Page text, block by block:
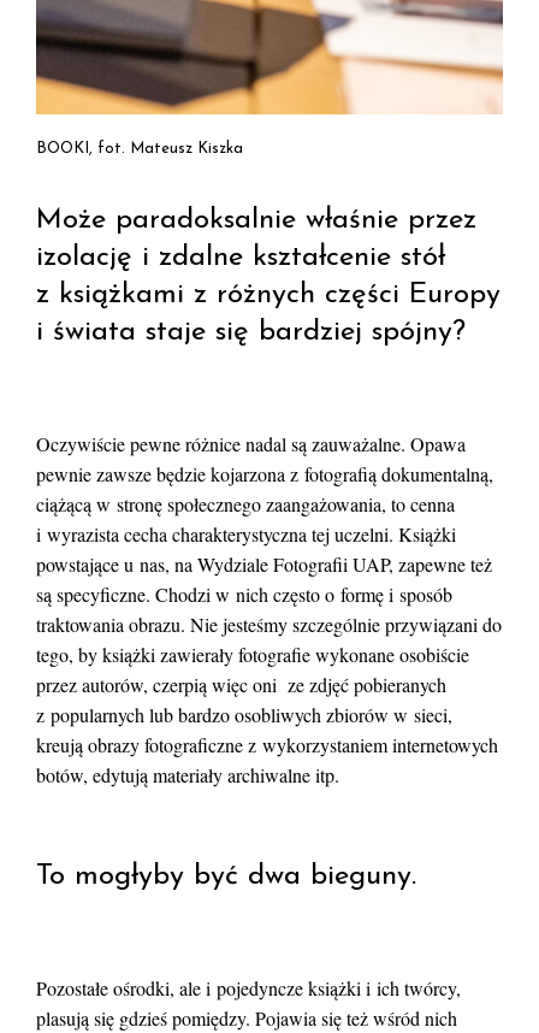
BOOKI, fot. Mateusz Kiszka
Może paradoksalnie właśnie przez
izolację i zdalne kształcenie stół
z książkami z różnych części Europy
i świata staje się bardziej spójny?
Oczywiście pewne różnice nadal są zauważalne. Opawa
pewnie zawsze będzie kojarzona z fotografią dokumentalną,
ciążącą w stronę społecznego zaangażowania, to cenna
i wyrazista cecha charakterystyczna tej uczelni. Książki
powstające u nas, na Wydziale Fotografii UAP, zapewne też
są specyficzne. Chodzi w nich często o formę i sposób
traktowania obrazu. Nie jesteśmy szczególnie przywiązani do
tego, by książki zawierały fotografie wykonane osobiście
przez autorów, czerpią więc oni ze zdjęć pobieranych
z popularnych lub bardzo osobliwych zbiorów w sieci,
kreują obrazy fotograficzne z wykorzystaniem internetowych
botów, edytują materiały archiwalne itp.
To mogłyby być dwa bieguny.
Pozostałe ośrodki, ale i pojedyncze książki i ich twórcy,
plasują się gdzieś pomiędzy. Pojawia się też wśród nich